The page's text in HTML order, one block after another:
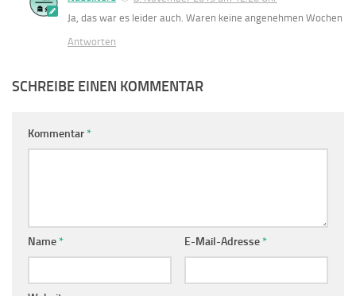
Ja, das war es leider auch. Waren keine angenehmen Wochen
Antworten
SCHREIBE EINEN KOMMENTAR
Kommentar*
Name* E-Mail-Adresse*